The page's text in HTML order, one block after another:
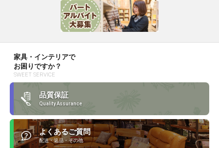
家具・インテリアで
お困りですか？
SWEET SERVICE
品質保証
Quality Assurance
よくあるご質問
配送・返品・その他